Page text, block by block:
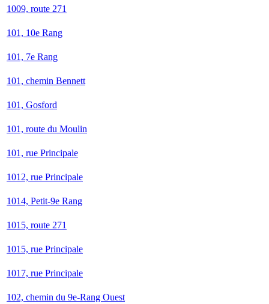
1009, route 271
101, 10e Rang
101, 7e Rang
101, chemin Bennett
101, Gosford
101, route du Moulin
101, rue Principale
1012, rue Principale
1014, Petit-9e Rang
1015, route 271
1015, rue Principale
1017, rue Principale
102, chemin du 9e-Rang Ouest